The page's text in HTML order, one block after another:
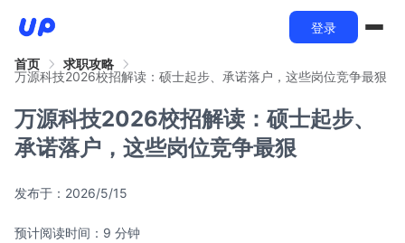
登录
首页
求职攻略
万源科技2026校招解读：硕士起步、承诺落户，这些岗位竞争最狠
万源科技2026校招解读：硕士起步、
承诺落户，这些岗位竞争最狠
发布于： 2026/5/15
预计阅读时间：9 分钟